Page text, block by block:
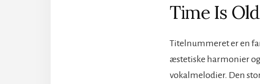
Time Is Old
Titelnummeret er en
æstetiske harmonier
vokalmelodier. Den